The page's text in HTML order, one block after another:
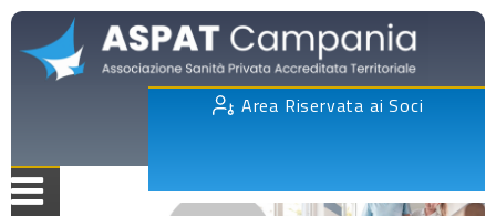
Area Riservata ai Soci